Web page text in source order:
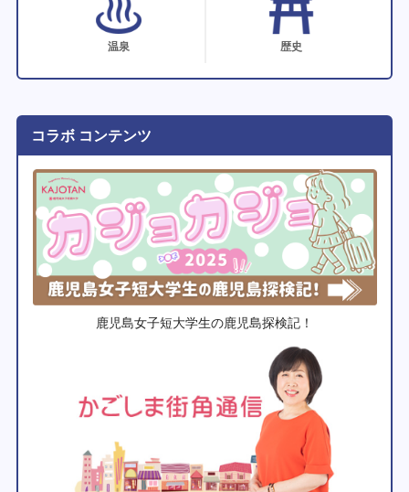
温泉 歴史
コラボ コンテンツ
鹿児島女子短大学生の鹿児島探検記！